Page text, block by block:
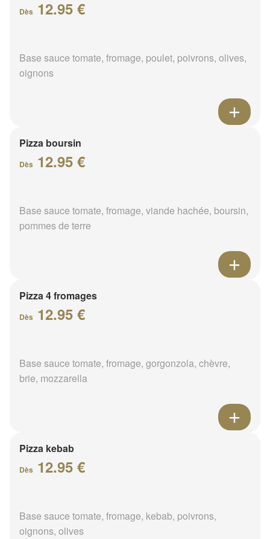
Dès 12.95 €
Base sauce tomate, fromage, poulet, poivrons, olives,
oignons
Pizza boursin
Dès 12.95 €
Base sauce tomate, fromage, viande hachée, boursin,
pommes de terre
Pizza 4 fromages
Dès 12.95 €
Base sauce tomate, fromage, gorgonzola, chèvre,
brie, mozzarella
Pizza kebab
Dès 12.95 €
Base sauce tomate, fromage, kebab, poivrons,
oignons, olives